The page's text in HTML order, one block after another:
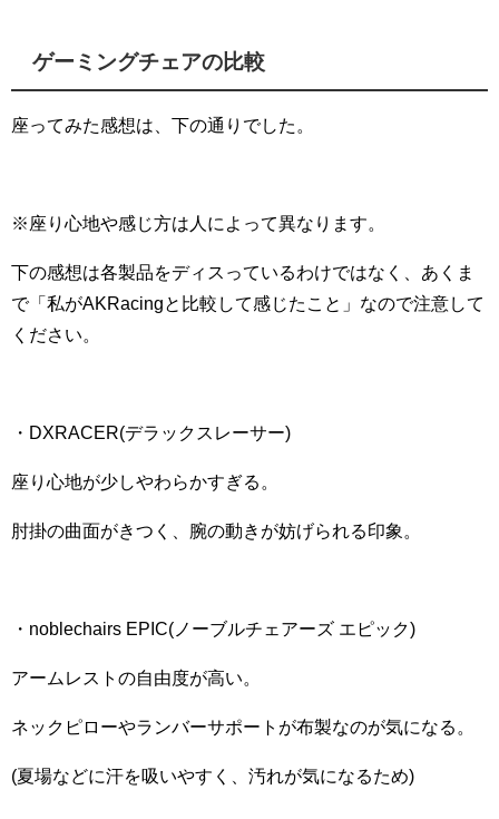
ゲーミングチェアの比較
座ってみた感想は、下の通りでした。
※座り心地や感じ方は人によって異なります。
下の感想は各製品をディスっているわけではなく、あくま
で「私がAKRacingと比較して感じたこと」なので注意して
ください。
・DXRACER(デラックスレーサー)
座り心地が少しやわらかすぎる。
肘掛の曲面がきつく、腕の動きが妨げられる印象。
・noblechairs EPIC(ノーブルチェアーズ エピック)
アームレストの自由度が高い。
ネックピローやランバーサポートが布製なのが気になる。
(夏場などに汗を吸いやすく、汚れが気になるため)